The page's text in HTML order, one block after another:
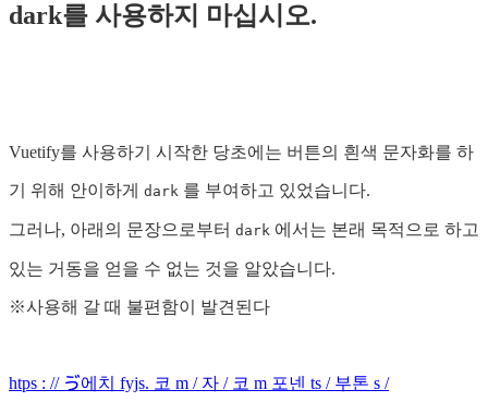
dark를 사용하지 마십시오.
Vuetify를 사용하기 시작한 당초에는 버튼의 흰색 문자화를 하
기 위해 안이하게 dark 를 부여하고 있었습니다.
그러나, 아래의 문장으로부터 dark 에서는 본래 목적으로 하고
있는 거동을 얻을 수 없는 것을 알았습니다.
※사용해 갈 때 불편함이 발견된다
htps : // ゔ에치 fyjs. 코 m / 자 / 코 m 포넨 ts / 부톤 s /